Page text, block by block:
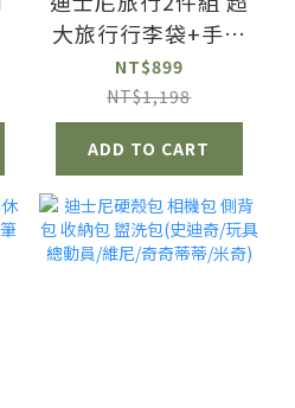
大旅行行李袋+手機
3C收納包
NT$899
NT$1,198
ADD TO CART